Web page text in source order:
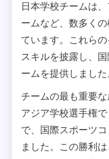
日本学校チームは
ームなど、数多く
ています。これら
スキルを披露し、
ームを提供しました
チームの最も重要
アジア学校選手権
で、国際スポーツ
ました。この勝利